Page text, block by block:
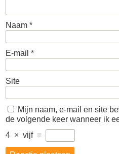
Naam *
E-mail *
Site
Mijn naam, e-mail en site
de volgende keer wanneer ik
4 × vijf =